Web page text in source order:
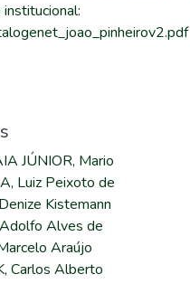
institucional:
JÚNIOR, Mario
Luiz Peixoto de
Kistemann
Alves de
Araújo
Carlos Alberto